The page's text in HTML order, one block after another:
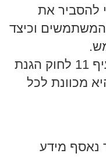
להסביר את
המשתמשים וכיצד
מדיניות זו הינה בהתאם לסעיף 11 לחוק הגנת
התשמ"א-1981, והיא מכוונת לכל
נאסף מידע